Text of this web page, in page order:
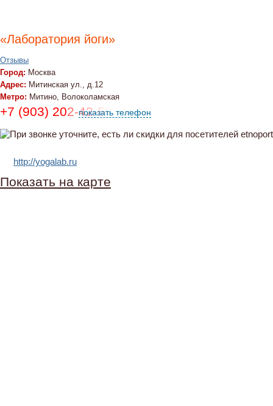
«Лаборатория йоги»
Отзывы
Город: Москва
Адрес: Митинская ул., д.12
Метро: Митино, Волоколамская
+7 (903) 202-42-50, +7 (916) 204-12-07
показать телефон
http://yogalab.ru
Показать на карте